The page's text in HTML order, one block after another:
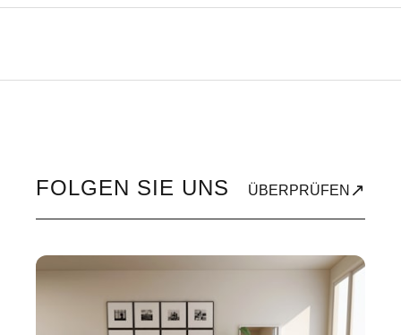
FOLGEN SIE UNS ÜBERPRÜFEN ↗